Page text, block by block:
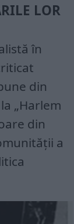
LOR
în
din
„Harlem
din
a